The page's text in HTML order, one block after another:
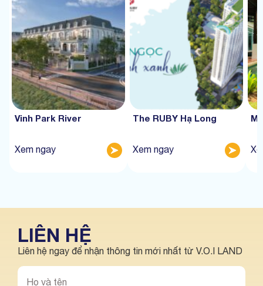
Vinh Park River
Xem ngay
The RUBY Hạ Long
Xem ngay
LIÊN HỆ
Liên hệ ngay để nhận thông tin mới nhất từ V.O.I LAND